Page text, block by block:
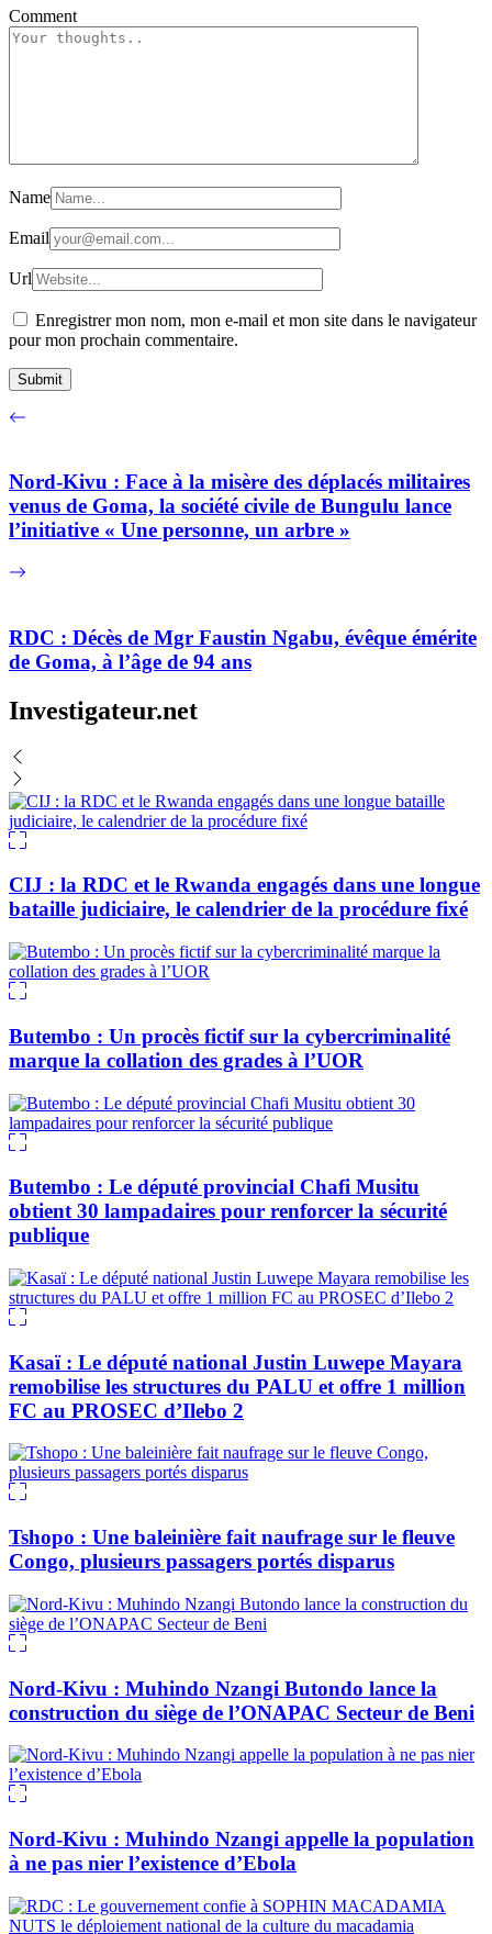
Comment
Name
Email
Url
Enregistrer mon nom, mon e-mail et mon site dans le navigateur
pour mon prochain commentaire.
Nord-Kivu : Face à la misère des déplacés militaires
venus de Goma, la société civile de Bungulu lance
l’initiative « Une personne, un arbre »
RDC : Décès de Mgr Faustin Ngabu, évêque émérite
de Goma, à l’âge de 94 ans
Investigateur.net
CIJ : la RDC et le Rwanda engagés dans une longue
bataille judiciaire, le calendrier de la procédure fixé
Butembo : Un procès fictif sur la cybercriminalité
marque la collation des grades à l’UOR
Butembo : Le député provincial Chafi Musitu
obtient 30 lampadaires pour renforcer la sécurité
publique
Kasaï : Le député national Justin Luwepe Mayara
remobilise les structures du PALU et offre 1 million
FC au PROSEC d’Ilebo 2
Tshopo : Une baleinière fait naufrage sur le fleuve
Congo, plusieurs passagers portés disparus
Nord-Kivu : Muhindo Nzangi Butondo lance la
construction du siège de l’ONAPAC Secteur de Beni
Nord-Kivu : Muhindo Nzangi appelle la population
à ne pas nier l’existence d’Ebola